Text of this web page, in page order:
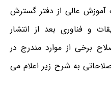
عالی از دفتر گسترش
و فناوری بعد از انتشار
برخی از موارد مندرج در
به شرح زیر اعلام می